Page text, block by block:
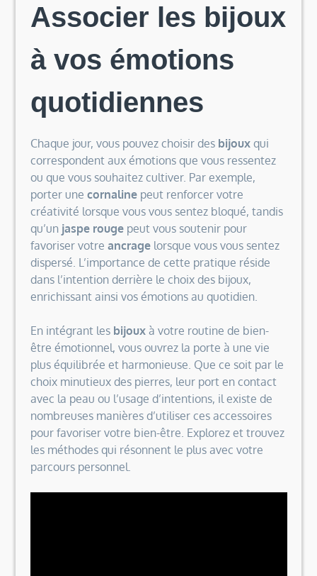
Associer les bijoux
à vos émotions
quotidiennes
Chaque jour, vous pouvez choisir des bijouxqui
correspondent aux émotions que vous ressentez
ou que vous souhaitez cultiver. Par exemple,
porter une cornalinepeut renforcer votre
créativité lorsque vous vous sentez bloqué, tandis
qu’un jaspe rougepeut vous soutenir pour
favoriser votre ancragelorsque vous vous sentez
dispersé. L’importance de cette pratique réside
dans l’intention derrière le choix des bijoux,
enrichissant ainsi vos émotions au quotidien.
En intégrant les bijouxà votre routine de bien-
être émotionnel, vous ouvrez la porte à une vie
plus équilibrée et harmonieuse. Que ce soit par le
choix minutieux des pierres, leur port en contact
avec la peau ou l’usage d’intentions, il existe de
nombreuses manières d’utiliser ces accessoires
pour favoriser votre bien-être. Explorez et trouvez
les méthodes qui résonnent le plus avec votre
parcours personnel.